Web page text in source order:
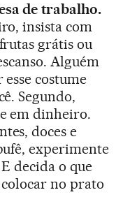
de trabalho.
insista com
grátis ou
Alguém
costume
Segundo,
em dinheiro.
doces e
experimente
decida o que
no prato